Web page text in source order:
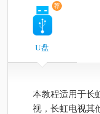
荐
U盘
本教程适用于长
视，长虹电视其